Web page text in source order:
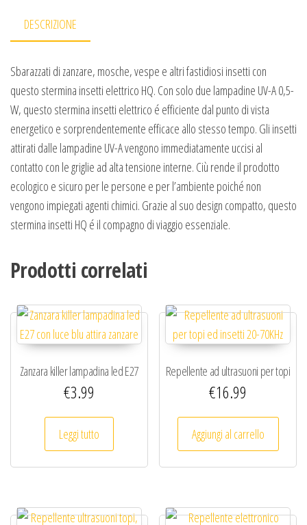
DESCRIZIONE
Sbarazzati di zanzare, mosche, vespe e altri fastidiosi insetti con
questo stermina insetti elettrico HQ. Con solo due lampadine UV-A 0,5-
W, questo stermina insetti elettrico é efficiente dal punto di vista
energetico e sorprendentemente efficace allo stesso tempo. Gli insetti
attirati dalle lampadine UV-A vengono immediatamente uccisi al
contatto con le griglie ad alta tensione interne. Ciù rende il prodotto
ecologico e sicuro per le persone e per l’ambiente poiché non
vengono impiegati agenti chimici. Grazie al suo design compatto, questo
stermina insetti HQ é il compagno di viaggio essenziale.
Prodotti correlati
Zanzara killer lampadina led E27
con luce blu attira zanzare
€3.99
Leggi tutto
Repellente ad ultrasuoni per topi
ed insetti 20-70KHz
€16.99
Aggiungi al carrello